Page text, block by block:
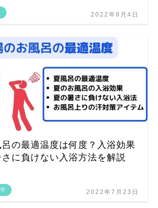
2022年8月4日
呂の最適温度は何度？入浴効果
に負けない入浴方法を解説
2022年7月23日